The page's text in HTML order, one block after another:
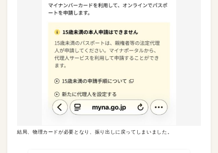
結局、物理カードが必要となり、振り出しに戻ってしまいました。